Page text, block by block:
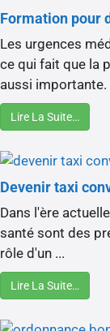
Formation pour
Les urgences
ce qui fait que la
aussi importante.
Lire La Suite…
Devenir taxi
Dans l'ère
santé sont des
rôle d'un ...
Lire La Suite…